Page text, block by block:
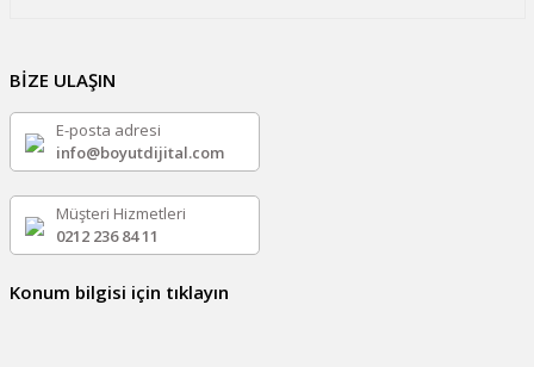
BİZE ULAŞIN
E-posta adresi
info@boyutdijital.com
Müşteri Hizmetleri
0212 236 84 11
Konum bilgisi için tıklayın